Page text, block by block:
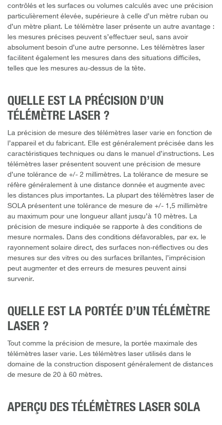
contrôlés et les surfaces ou volumes calculés avec une précision
particulièrement élevée, supérieure à celle d’un mètre ruban ou
d’un mètre pliant. Le télémètre laser présente un autre avantage :
les mesures précises peuvent s’effectuer seul, sans avoir
absolument besoin d’une autre personne. Les télémètres laser
facilitent également les mesures dans des situations difficiles,
telles que les mesures au-dessus de la tête.
QUELLE EST LA PRÉCISION D’UN
TÉLÉMÈTRE LASER ?
La précision de mesure des télémètres laser varie en fonction de
l’appareil et du fabricant. Elle est généralement précisée dans les
caractéristiques techniques ou dans le manuel d’instructions. Les
télémètres laser présentent souvent une précision de mesure
d’une tolérance de +/- 2 millimètres. La tolérance de mesure se
réfère généralement à une distance donnée et augmente avec
les distances plus importantes. La plupart des télémètres laser de
SOLA présentent une tolérance de mesure de +/- 1,5 millimètre
au maximum pour une longueur allant jusqu’à 10 mètres. La
précision de mesure indiquée se rapporte à des conditions de
mesure normales. Dans des conditions défavorables, par ex. le
rayonnement solaire direct, des surfaces non-réflectives ou des
mesures sur des vitres ou des surfaces brillantes, l’imprécision
peut augmenter et des erreurs de mesures peuvent ainsi
survenir.
QUELLE EST LA PORTÉE D’UN TÉLÉMÈTRE
LASER ?
Tout comme la précision de mesure, la portée maximale des
télémètres laser varie. Les télémètres laser utilisés dans le
domaine de la construction disposent généralement de distances
de mesure de 20 à 60 mètres.
APERÇU DES TÉLÉMÈTRES LASER SOLA